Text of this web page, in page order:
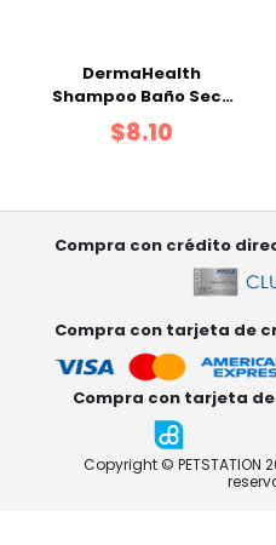
DermaHealth
Shampoo Baño Seco
200 ml
$8.10
Compra con crédito
Compra con tarjeta de
Compra con tarjeta
Copyright © PETSTATION